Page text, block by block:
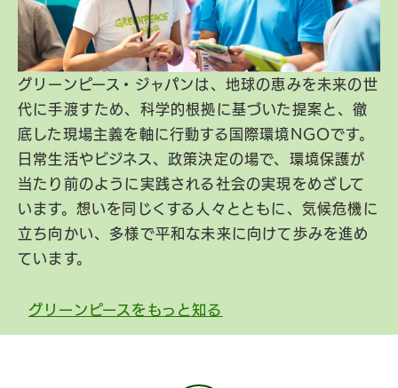
グリーンピース・ジャパンは、地球の恵みを未来の世
代に手渡すため、科学的根拠に基づいた提案と、徹
底した現場主義を軸に行動する国際環境NGOです。
日常生活やビジネス、政策決定の場で、環境保護が
当たり前のように実践される社会の実現をめざして
います。想いを同じくする人々とともに、気候危機に
立ち向かい、多様で平和な未来に向けて歩みを進め
ています。
グリーンピースをもっと知る